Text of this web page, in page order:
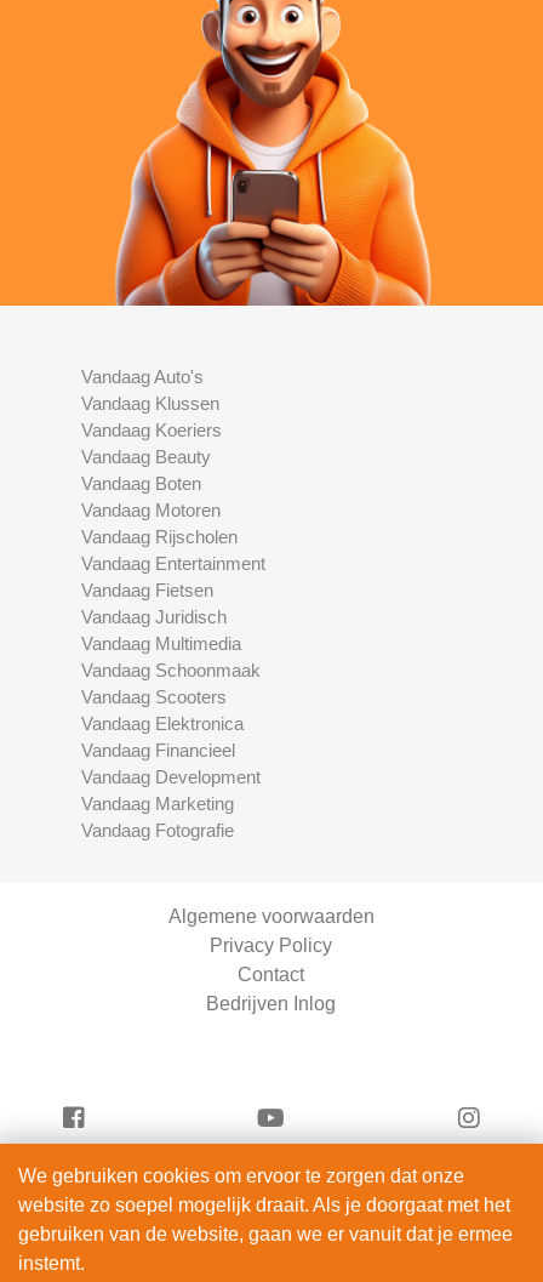
Vandaag Auto's
Vandaag Klussen
Vandaag Koeriers
Vandaag Beauty
Vandaag Boten
Vandaag Motoren
Vandaag Rijscholen
Vandaag Entertainment
Vandaag Fietsen
Vandaag Juridisch
Vandaag Multimedia
Vandaag Schoonmaak
Vandaag Scooters
Vandaag Elektronica
Vandaag Financieel
Vandaag Development
Vandaag Marketing
Vandaag Fotografie
Algemene voorwaarden
Privacy Policy
Contact
Bedrijven Inlog
Vandaag Beauty is onderdeel van
ServiceRight B.V. | KVK 90914872
We gebruiken cookies om ervoor te zorgen dat onze
website zo soepel mogelijk draait. Als je doorgaat met het
gebruiken van de website, gaan we er vanuit dat je ermee
instemt.